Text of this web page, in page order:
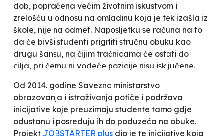
dob, popraćena većim životnim iskustvom i
zrelošću u odnosu na omladinu koja je tek izašla iz
škole, nije na odmet. Naposljetku se računa na to
da će bivši studenti prigrliti stručnu obuku kao
drugu šansu, na čijim tračnicama će ostati do
cilja, pri čemu ni vodeće pozicije nisu isključene.
Od 2014. godine Savezno ministarstvo
obrazovanja i istraživanja potiče i podržava
inicijative koje preuzimaju studente tamo gdje
odustanu i posreduju ih do poduzeća na obuke.
Projekt JOBSTARTER plus dio je te inicijative koja